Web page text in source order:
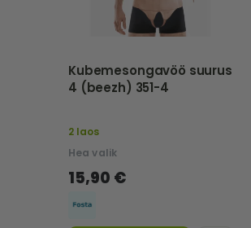
Kubemesongavöö suurus
4 (beezh) 351-4
2 laos
Hea valik
15,90 €